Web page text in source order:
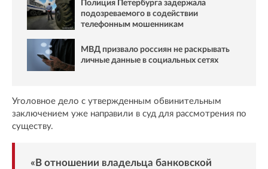
Полиция Петербурга задержала
подозреваемого в содействии
телефонным мошенникам
МВД призвало россиян не раскрывать
личные данные в социальных сетях
Уголовное дело с утвержденным обвинительным
заключением уже направили в суд для рассмотрения по
существу.
«В отношении владельца банковской